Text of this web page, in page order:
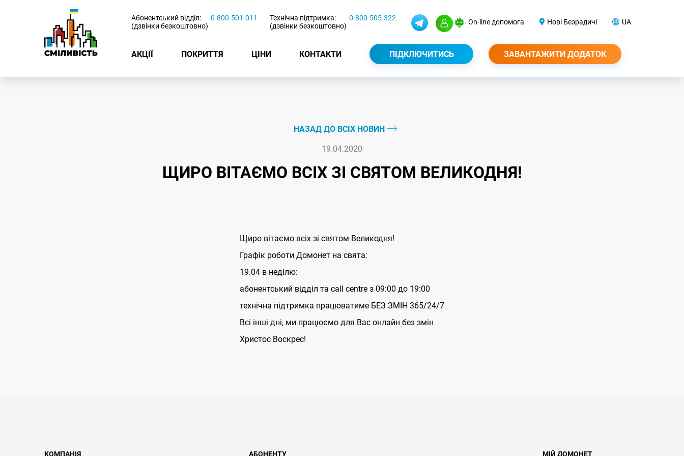
Абонентський відділ:
(дзвінки безкоштовно)
0-800-501-011
Технічна підтримка:
(дзвінки безкоштовно)
0-800-505-322 On-line допомога Нові Безрадичі UA
АКЦІЇ ПОКРИТТЯ ЦІНИ КОНТАКТИ ПІДКЛЮЧИТИСЬ ЗАВАНТАЖИТИ ДОДАТОК
НАЗАД ДО ВСІХ НОВИН
19.04.2020
ЩИРО ВІТАЄМО ВСІХ ЗІ СВЯТОМ ВЕЛИКОДНЯ!
Щиро вітаємо всіх зі святом Великодня!
Графік роботи Домонет на свята:
19.04 в неділю:
абонентський відділ та call centre з 09:00 до 19:00
технічна підтримка працюватиме БЕЗ ЗМІН 365/24/7
Всі інші дні, ми працюємо для Вас онлайн без змін
Христос Воскрес!
КОМПАНІЯ АБОНЕНТУ МІЙ ДОМОНЕТ